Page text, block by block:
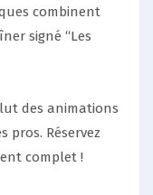
combinent
signé “Les
des animations
pros. Réservez
complet !